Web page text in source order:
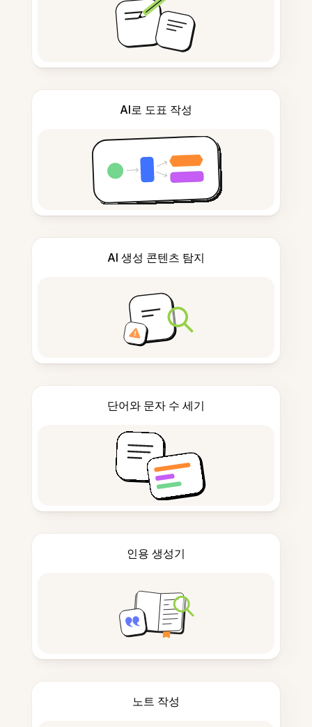
AI로 도표 작성
AI 생성 콘텐츠 탐지
단어와 문자 수 세기
인용 생성기
노트 작성